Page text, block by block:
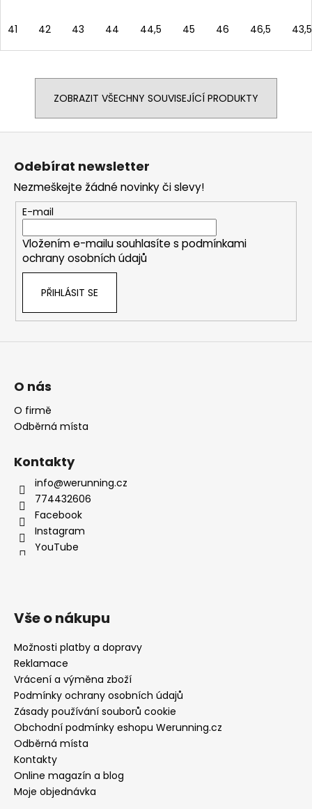
41 42 43 44 44,5 45 46 46,5 43,5
ZOBRAZIT VŠECHNY SOUVISEJÍCÍ PRODUKTY
Odebírat newsletter
Nezmeškejte žádné novinky či slevy!
E-mail
Vložením e-mailu souhlasíte s podmínkami
ochrany osobních údajů
PŘIHLÁSIT SE
O nás
O firmě
Odběrná místa
Kontakty
info@werunning.cz
774432606
Facebook
Instagram
YouTube
Vše o nákupu
Možnosti platby a dopravy
Reklamace
Vrácení a výměna zboží
Podmínky ochrany osobních údajů
Zásady používání souborů cookie
Obchodní podmínky eshopu Werunning.cz
Odběrná místa
Kontakty
Online magazín a blog
Moje objednávka